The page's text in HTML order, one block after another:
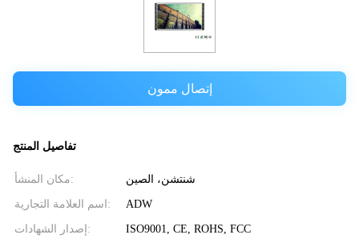
إتصال ممون
تفاصيل المنتج
مكان المنشأ: شنتشن، الصين
اسم العلامة التجارية: ADW
إصدار الشهادات: ISO9001, CE, ROHS, FCC